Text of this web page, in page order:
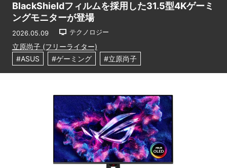
BlackShieldフィルムを採用した31.5型4Kゲーミ
ングモニターが登場
2026.05.09 テクノロジー
立原尚子 (フリーライター)
#ASUS
#ゲーミング #立原尚子